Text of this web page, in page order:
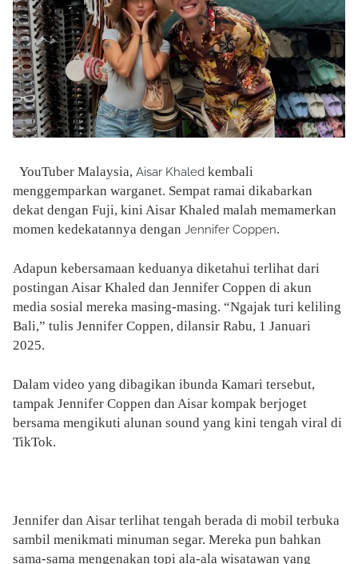
YouTuber Malaysia, Aisar Khaled kembali
menggemparkan warganet. Sempat ramai dikabarkan
dekat dengan Fuji, kini Aisar Khaled malah memamerkan
momen kedekatannya dengan Jennifer Coppen.
Adapun kebersamaan keduanya diketahui terlihat dari
postingan Aisar Khaled dan Jennifer Coppen di akun
media sosial mereka masing-masing. “Ngajak turi keliling
Bali,” tulis Jennifer Coppen, dilansir Rabu, 1 Januari
2025.
Dalam video yang dibagikan ibunda Kamari tersebut,
tampak Jennifer Coppen dan Aisar kompak berjoget
bersama mengikuti alunan sound yang kini tengah viral di
TikTok.
Jennifer dan Aisar terlihat tengah berada di mobil terbuka
sambil menikmati minuman segar. Mereka pun bahkan
sama-sama mengenakan topi ala-ala wisatawan yang